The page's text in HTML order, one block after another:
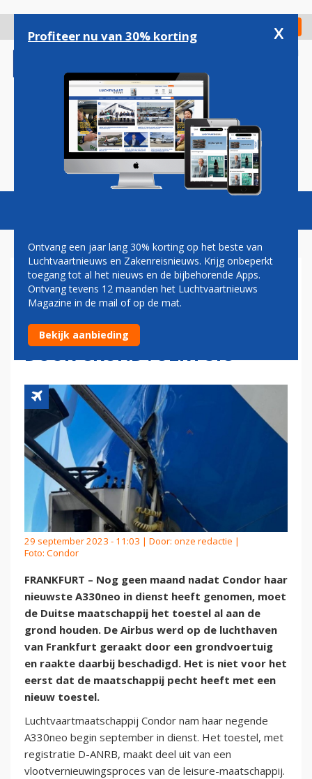
gaan
Check in
Magazine Podcasts Vacatures
WEER TEGENSLAG VOOR
CONDOR MET NIEUW
TOESTEL: GAT IN ROMP
DOOR GRONDVOERTUIG
29 september 2023 - 11:03 | Door: onze redactie |
Foto: Condor
FRANKFURT – Nog geen maand nadat Condor haar
nieuwste A330neo in dienst heeft genomen, moet
de Duitse maatschappij het toestel al aan de
grond houden. De Airbus werd op de luchthaven
van Frankfurt geraakt door een grondvoertuig
en raakte daarbij beschadigd. Het is niet voor het
eerst dat de maatschappij pecht heeft met een
nieuw toestel.
Luchtvaartmaatschappij Condor nam haar negende
A330neo begin september in dienst. Het toestel, met
registratie D-ANRB, maakt deel uit van een
vlootvernieuwingsproces van de leisure-maatschappij.
Profiteer nu van 30% korting x
Ontvang een jaar lang 30% korting op het beste van
Luchtvaartnieuws en Zakenreisnieuws. Krijg onbeperkt
toegang tot al het nieuws en de bijbehorende Apps.
Ontvang tevens 12 maanden het Luchtvaartnieuws
Magazine in de mail of op de mat.
Bekijk aanbieding